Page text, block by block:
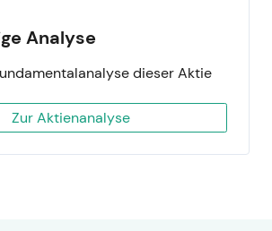
Analyse
dieser Aktie
Zur Aktienanalyse